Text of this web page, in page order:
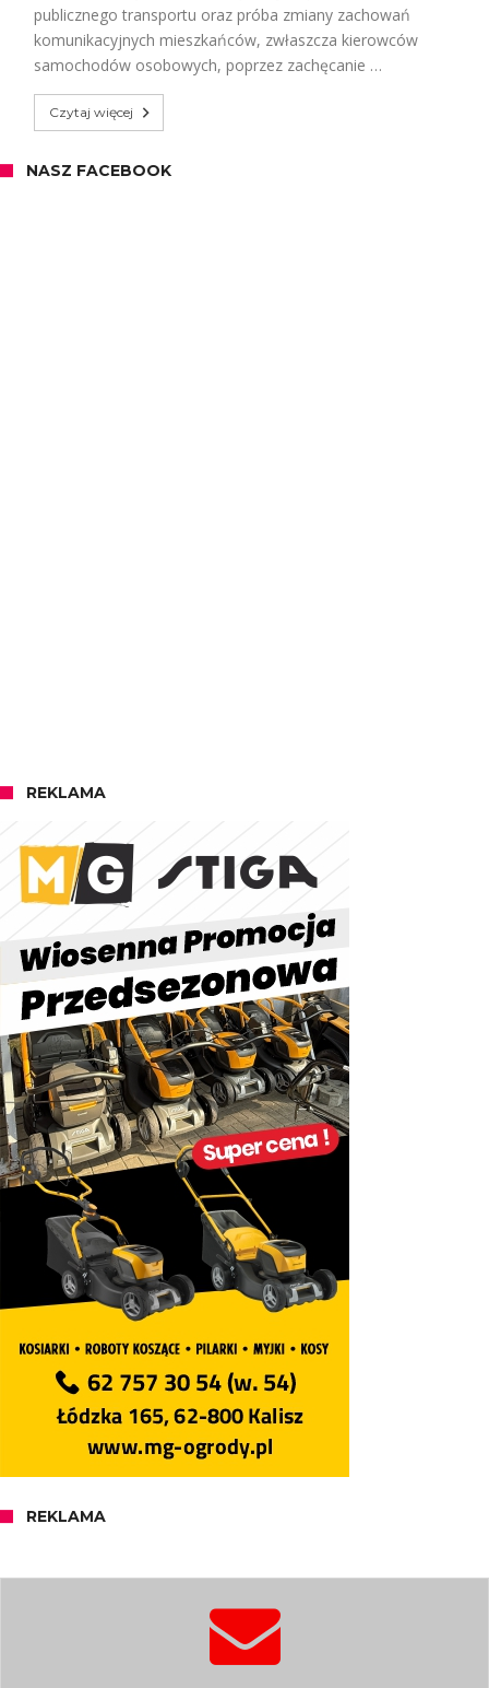
publicznego transportu oraz próba zmiany zachowań
komunikacyjnych mieszkańców, zwłaszcza kierowców
samochodów osobowych, poprzez zachęcanie …
Czytaj więcej
NASZ FACEBOOK
REKLAMA
REKLAMA